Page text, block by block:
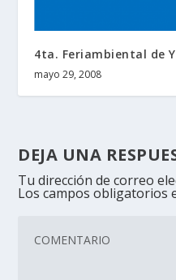
4ta. Feriambiental de
mayo 29, 2008
DEJA UNA
Tu dirección de correo
Los campos obligatorios